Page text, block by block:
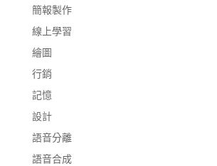
簡報製作
線上學習
繪圖
行銷
記憶
設計
語音分離
語音合成